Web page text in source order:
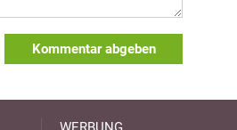
Kommentar abgeben